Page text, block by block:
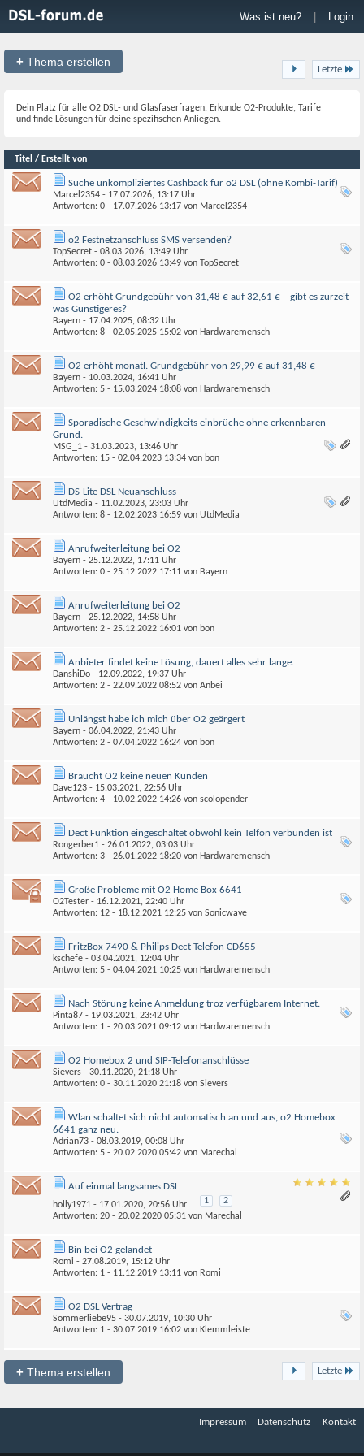
Was ist neu? Login
+ Thema erstellen
Letzte
Dein Platz für alle O2 DSL- und Glasfaserfragen. Erkunde O2-Produkte, Tarife
und finde Lösungen für deine spezifischen Anliegen.
Titel / Erstellt von
Suche unkompliziertes Cashback für o2 DSL (ohne Kombi-Tarif)
Marcel2354 - 17.07.2026, 13:17 Uhr
Antworten: 0 - 17.07.2026 13:17 von Marcel2354
o2 Festnetzanschluss SMS versenden?
TopSecret - 08.03.2026, 13:49 Uhr
Antworten: 0 - 08.03.2026 13:49 von TopSecret
O2 erhöht Grundgebühr von 31,48 € auf 32,61 € – gibt es zurzeit
was Günstigeres?
Bayern - 17.04.2025, 08:32 Uhr
Antworten: 8 - 02.05.2025 15:02 von Hardwaremensch
O2 erhöht monatl. Grundgebühr von 29,99 € auf 31,48 €
Bayern - 10.03.2024, 16:41 Uhr
Antworten: 5 - 15.03.2024 18:08 von Hardwaremensch
Sporadische Geschwindigkeits einbrüche ohne erkennbaren
Grund.
MSG_1 - 31.03.2023, 13:46 Uhr
Antworten: 15 - 02.04.2023 13:34 von bon
DS-Lite DSL Neuanschluss
UtdMedia - 11.02.2023, 23:03 Uhr
Antworten: 8 - 12.02.2023 16:59 von UtdMedia
Anrufweiterleitung bei O2
Bayern - 25.12.2022, 17:11 Uhr
Antworten: 0 - 25.12.2022 17:11 von Bayern
Anrufweiterleitung bei O2
Bayern - 25.12.2022, 14:58 Uhr
Antworten: 2 - 25.12.2022 16:01 von bon
Anbieter findet keine Lösung, dauert alles sehr lange.
DanshiDo - 12.09.2022, 19:37 Uhr
Antworten: 2 - 22.09.2022 08:52 von Anbei
Unlängst habe ich mich über O2 geärgert
Bayern - 06.04.2022, 21:43 Uhr
Antworten: 2 - 07.04.2022 16:24 von bon
Braucht O2 keine neuen Kunden
Dave123 - 15.03.2021, 22:56 Uhr
Antworten: 4 - 10.02.2022 14:26 von scolopender
Dect Funktion eingeschaltet obwohl kein Telfon verbunden ist
Rongerber1 - 26.01.2022, 03:03 Uhr
Antworten: 3 - 26.01.2022 18:20 von Hardwaremensch
Große Probleme mit O2 Home Box 6641
O2Tester - 16.12.2021, 22:40 Uhr
Antworten: 12 - 18.12.2021 12:25 von Sonicwave
FritzBox 7490 & Philips Dect Telefon CD655
kschefe - 03.04.2021, 12:04 Uhr
Antworten: 5 - 04.04.2021 10:25 von Hardwaremensch
Nach Störung keine Anmeldung troz verfügbarem Internet.
Pinta87 - 19.03.2021, 23:42 Uhr
Antworten: 1 - 20.03.2021 09:12 von Hardwaremensch
O2 Homebox 2 und SIP-Telefonanschlüsse
Sievers - 30.11.2020, 21:18 Uhr
Antworten: 0 - 30.11.2020 21:18 von Sievers
Wlan schaltet sich nicht automatisch an und aus, o2 Homebox
6641 ganz neu.
Adrian73 - 08.03.2019, 00:08 Uhr
Antworten: 5 - 20.02.2020 05:42 von Marechal
Auf einmal langsames DSL
holly1971 - 17.01.2020, 20:56 Uhr 1
2
Antworten: 20 - 20.02.2020 05:31 von Marechal
Bin bei O2 gelandet
Romi - 27.08.2019, 15:12 Uhr
Antworten: 1 - 11.12.2019 13:11 von Romi
O2 DSL Vertrag
Sommerliebe95 - 30.07.2019, 10:30 Uhr
Antworten: 1 - 30.07.2019 16:02 von Klemmleiste
+ Thema erstellen Letzte
Impressum Datenschutz Kontakt